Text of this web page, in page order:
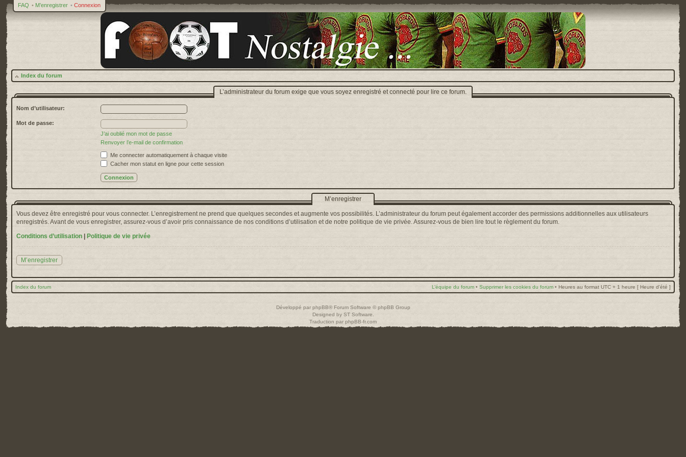
FAQ • M’enregistrer • Connexion
Index du forum
L’administrateur du forum exige que vous soyez enregistré et connecté pour lire ce forum.
Nom d’utilisateur:
Mot de passe:
J’ai oublié mon mot de passe
Renvoyer l’e-mail de confirmation
Me connecter automatiquement à chaque visite
Cacher mon statut en ligne pour cette session
M’enregistrer
Vous devez être enregistré pour vous connecter. L’enregistrement ne prend que quelques secondes et augmente vos possibilités. L’administrateur du forum peut également accorder des permissions additionnelles aux utilisateurs
enregistrés. Avant de vous enregistrer, assurez-vous d’avoir pris connaissance de nos conditions d’utilisation et de notre politique de vie privée. Assurez-vous de bien lire tout le règlement du forum.
Conditions d’utilisation
Politique de vie privée
M’enregistrer
Index du forum L’équipe du forum • Supprimer les cookies du forum • Heures au format UTC + 1 heure [ Heure d’été ]
Développé par phpBB® Forum Software © phpBB Group
Designed by ST Software
Traduction par phpBB-fr.com